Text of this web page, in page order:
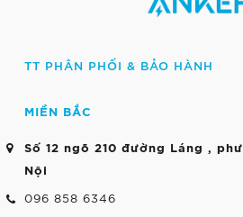
TT PHÂN PHỐI & BẢO HÀNH
MIỀN BẮC
Số 12 ngõ 210 đường Láng ,
Nội
096 858 6346